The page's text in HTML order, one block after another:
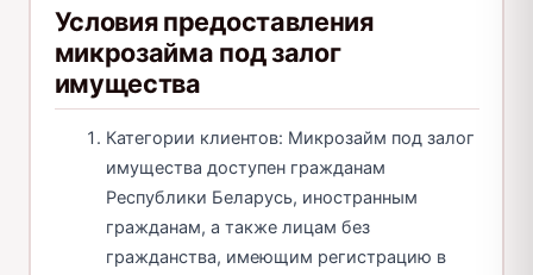
Условия предоставления
микрозайма под залог
имущества
Категории клиентов: Микрозайм под залог
имущества доступен гражданам
Республики Беларусь, иностранным
гражданам, а также лицам без
гражданства, имеющим регистрацию в